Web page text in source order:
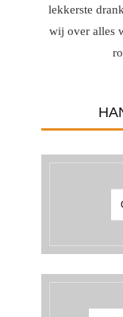
lekkerste
wij over alles